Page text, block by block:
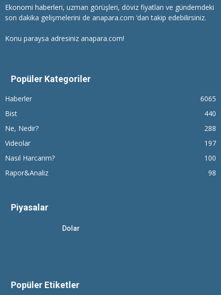
Ekonomi haberleri, uzman görüşleri, döviz fiyatları ve gündemdeki
son dakika gelişmelerini de anapara.com ‘dan takip edebilirsiniz.
Konu paraysa adresiniz anapara.com!
Popüler Kategoriler
Haberler
6065
Bist
440
Ne, Nedir?
288
Videolar
197
Nasıl Harcarım?
100
Rapor&Analiz
98
Piyasalar
Dolar
Popüler Etiketler